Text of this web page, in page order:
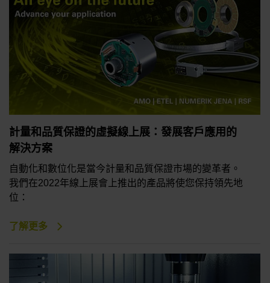
計量和品質保證的虛擬線上展：發展客戶應用的
解決方案
自動化和數位化是當今計量和品質保證市場的變革者。
我們在2022年線上展會上推出的產品將使您保持領先地
位：
了解更多